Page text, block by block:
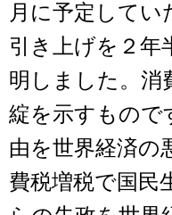
月に予定してい
引き上げを２年
明しました。消
綻を示すもので
由を世界経済の
費税増税で国民